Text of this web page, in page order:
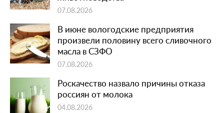
07.08.2026
В июне вологодские предприятия
произвели половину всего сливочного
масла в СЗФО
07.08.2026
Роскачество назвало причины отказа
россиян от молока
04.08.2026